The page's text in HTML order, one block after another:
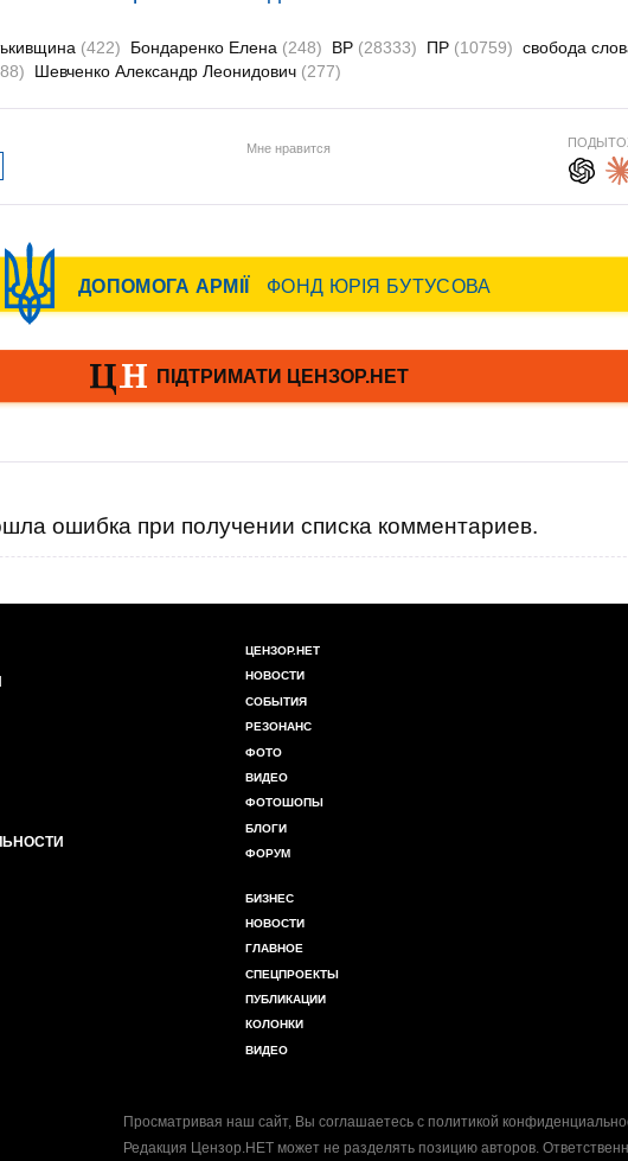
(422) Бондаренко Елена (248) ВР (28333) ПР (10759) свобода
Шевченко Александр Леонидович (277)
Мне нравится
ошибка при получении списка комментариев.
ЦЕНЗОР.НЕТ
НОВОСТИ
СОБЫТИЯ
РЕЗОНАНС
ФОТО
ВИДЕО
ФОТОШОПЫ
БЛОГИ
ФОРУМ
БИЗНЕС
НОВОСТИ
ГЛАВНОЕ
СПЕЦПРОЕКТЫ
ПУБЛИКАЦИИ
КОЛОНКИ
ВИДЕО
Просматривая наш сайт, Вы соглашаетесь с политикой
Редакция Цензор.НЕТ может не разделять позицию авторов.